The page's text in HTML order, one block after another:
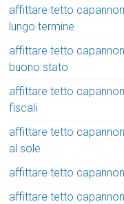
affittare tetto
lungo termine
affittare tetto
buono stato
affittare tetto
fiscali
affittare tetto
al sole
affittare tetto
affittare tetto